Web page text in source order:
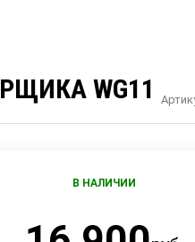
WG11
В НАЛИЧИИ